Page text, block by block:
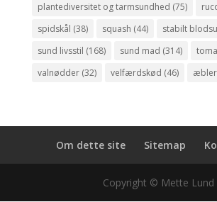
plantediversitet og tarmsundhed (75)
spidskål (38) squash (44) stabilt
sund livsstil (168) sund mad (314)
valnødder(32) velfærdskød (46) æbler
Om dette site Sitemap
Copyright © Mette Lund